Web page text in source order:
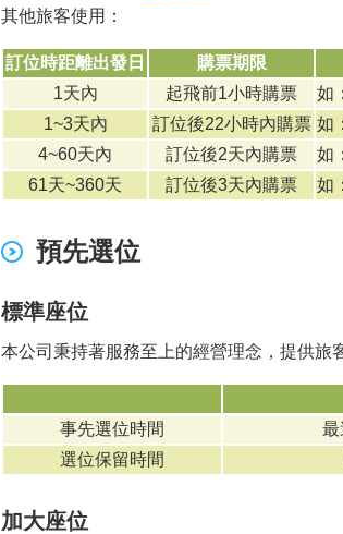
其他旅客使用：
訂位時距離出發日 購票期限
1天內
起飛前1小時購票
如
1~3天內
訂位後22小時內購票 如
4~60天內
訂位後2天內購票
如
61天~360天
訂位後3天內購票 如
預先選位
標準座位
本公司秉持著服務至上的經營理念，提供旅
事先選位時間
最
選位保留時間
加大座位